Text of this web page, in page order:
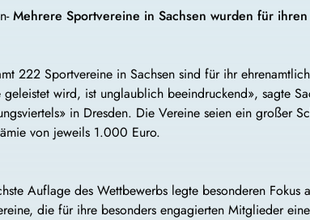
Mehrere Sportvereine in Sachsen wurden für
222 Sportvereine in Sachsen sind für ihr
wird, ist unglaublich beeindruckend», sagte
in Dresden. Die Vereine seien ein großer
von jeweils 1.000 Euro.
Auflage des Wettbewerbs legte besonderen
die für ihre besonders engagierten Mitglieder